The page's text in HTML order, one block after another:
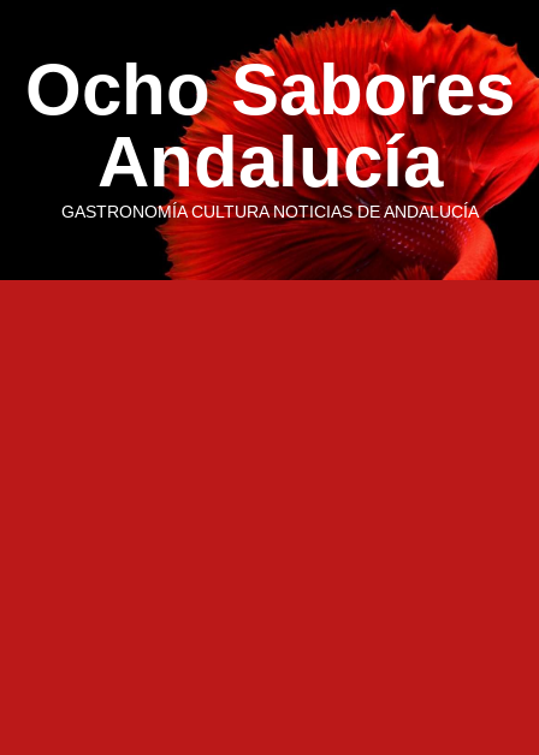
contenido
Ocho Sabores
Andalucía
GASTRONOMÍA CULTURA NOTICIAS DE ANDALUCÍA